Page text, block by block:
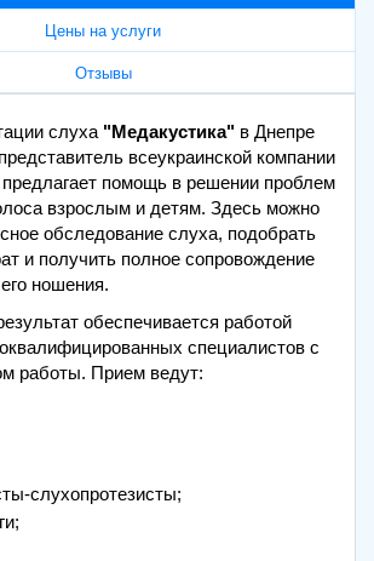
Цены на услуги
Отзывы
слуха "Медакустика" в Днепре
всеукраинской компании
помощь в решении проблем
взрослым и детям. Здесь можно
обследование слуха, подобрать
и получить полное сопровождение
ношения.
обеспечивается работой
специалистов с
работы. Прием ведут:
слухопротезисты;